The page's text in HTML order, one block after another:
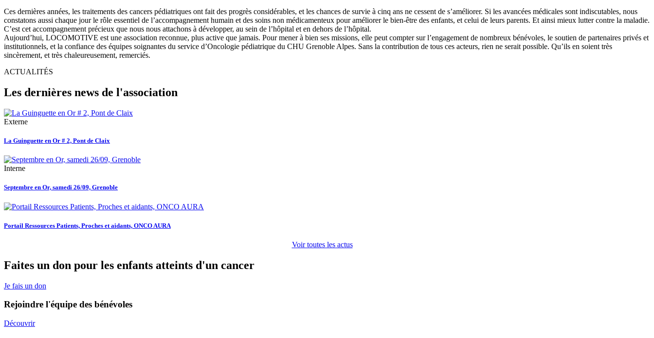
Ces dernières années, les traitements des cancers pédiatriques ont fait des progrès considérables, et les chances de survie à cinq ans ne cessent de s’améliorer. Si les avancées médicales sont indiscutables, nous
constatons aussi chaque jour le rôle essentiel de l’accompagnement humain et des soins non médicamenteux pour améliorer le bien-être des enfants, et celui de leurs parents. Et ainsi mieux lutter contre la maladie.
C’est cet accompagnement précieux que nous nous attachons à développer, au sein de l’hôpital et en dehors de l’hôpital.
Aujourd’hui, LOCOMOTIVE est une association reconnue, plus active que jamais. Pour mener à bien ses missions, elle peut compter sur l’engagement de nombreux bénévoles, le soutien de partenaires privés et
institutionnels, et la confiance des équipes soignantes du service d’Oncologie pédiatrique du CHU Grenoble Alpes. Sans la contribution de tous ces acteurs, rien ne serait possible. Qu’ils en soient très
sincèrement, et très chaleureusement, remerciés.
ACTUALITÉS
Les dernières news de l'association
Externe
La Guinguette en Or # 2, Pont de Claix
Interne
Septembre en Or, samedi 26/09, Grenoble
Portail Ressources Patients, Proches et aidants, ONCO AURA
Voir toutes les actus
Faites un don pour les enfants atteints d'un cancer
Je fais un don
Rejoindre l'équipe des bénévoles
Découvrir